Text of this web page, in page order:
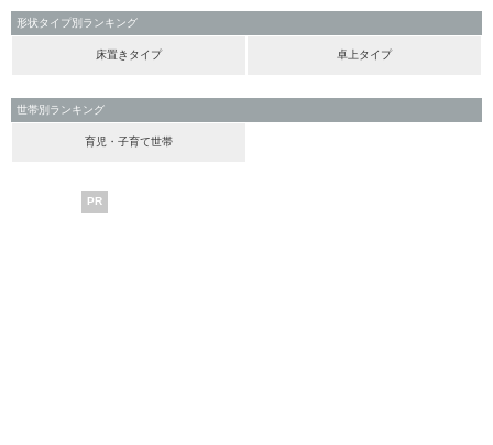
形状タイプ別ランキング
床置きタイプ 卓上タイプ
世帯別ランキング
育児・子育て世帯
PR